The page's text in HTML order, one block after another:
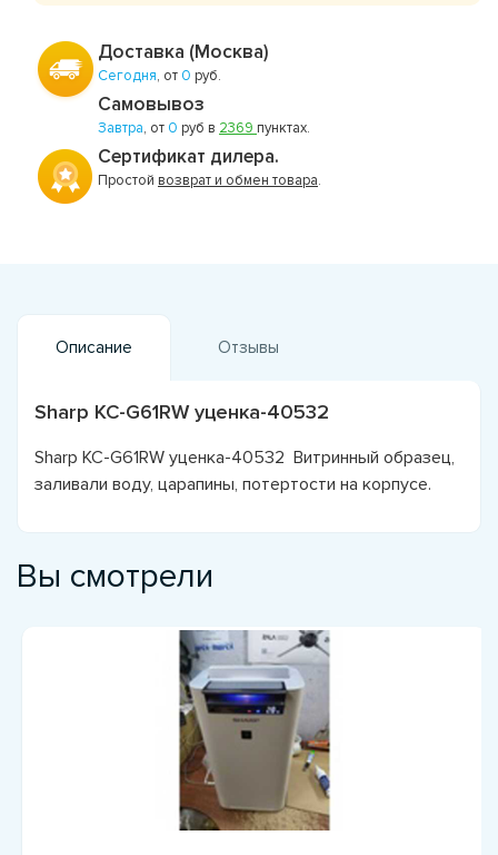
Доставка (Москва)
Сегодня, от 0 руб.
Самовывоз
Завтра, от 0 руб в 2369 пунктах.
Сертификат дилера.
Простой возврат и обмен товара.
Описание Отзывы
Sharp KC-G61RW уценка-40532
Sharp KC-G61RW уценка-40532 Витринный образец,
заливали воду, царапины, потертости на корпусе.
Вы смотрели